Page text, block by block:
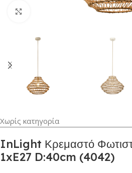
Κλικ για μεγέθυνση
Χωρίς κατηγορία
InLight Κρεμαστό
1xE27 D:40cm (4042)